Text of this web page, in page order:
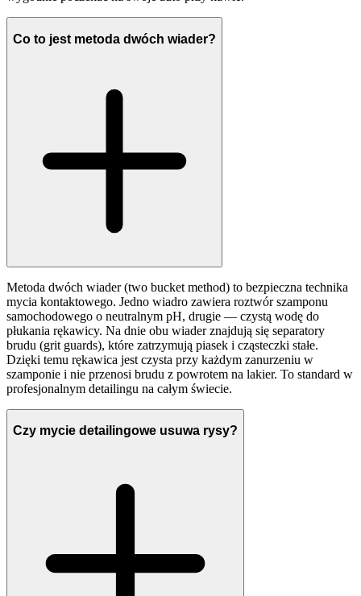
Co to jest metoda dwóch wiader?
Metoda dwóch wiader (two bucket method) to bezpieczna technika
mycia kontaktowego. Jedno wiadro zawiera roztwór szamponu
samochodowego o neutralnym pH, drugie — czystą wodę do
płukania rękawicy. Na dnie obu wiader znajdują się separatory
brudu (grit guards), które zatrzymują piasek i cząsteczki stałe.
Dzięki temu rękawica jest czysta przy każdym zanurzeniu w
szamponie i nie przenosi brudu z powrotem na lakier. To standard w
profesjonalnym detailingu na całym świecie.
Czy mycie detailingowe usuwa rysy?